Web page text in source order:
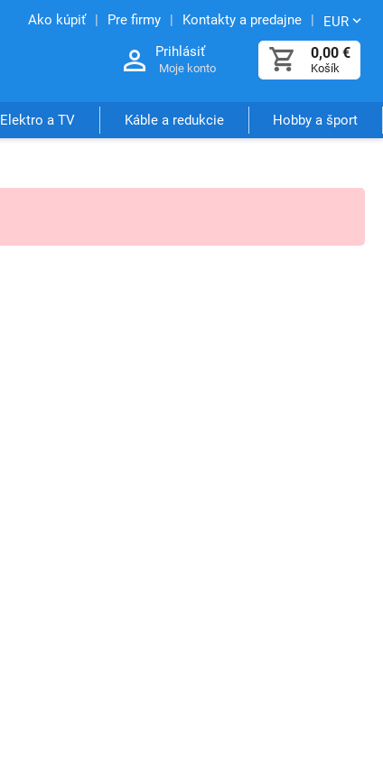
Ako kúpiť Pre firmy Kontakty a predajne EUR
0,00 €
Košík
Prihlásiť
Moje konto
Elektro a TV Káble a redukcie Hobby a šport